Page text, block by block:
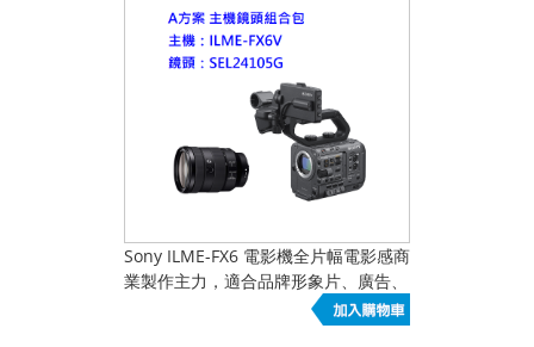
Sony ILME-FX6 電影機全片幅電影感商
業製作主力，適合品牌形象片、廣告、
紀錄片、訪談與高階影像內容